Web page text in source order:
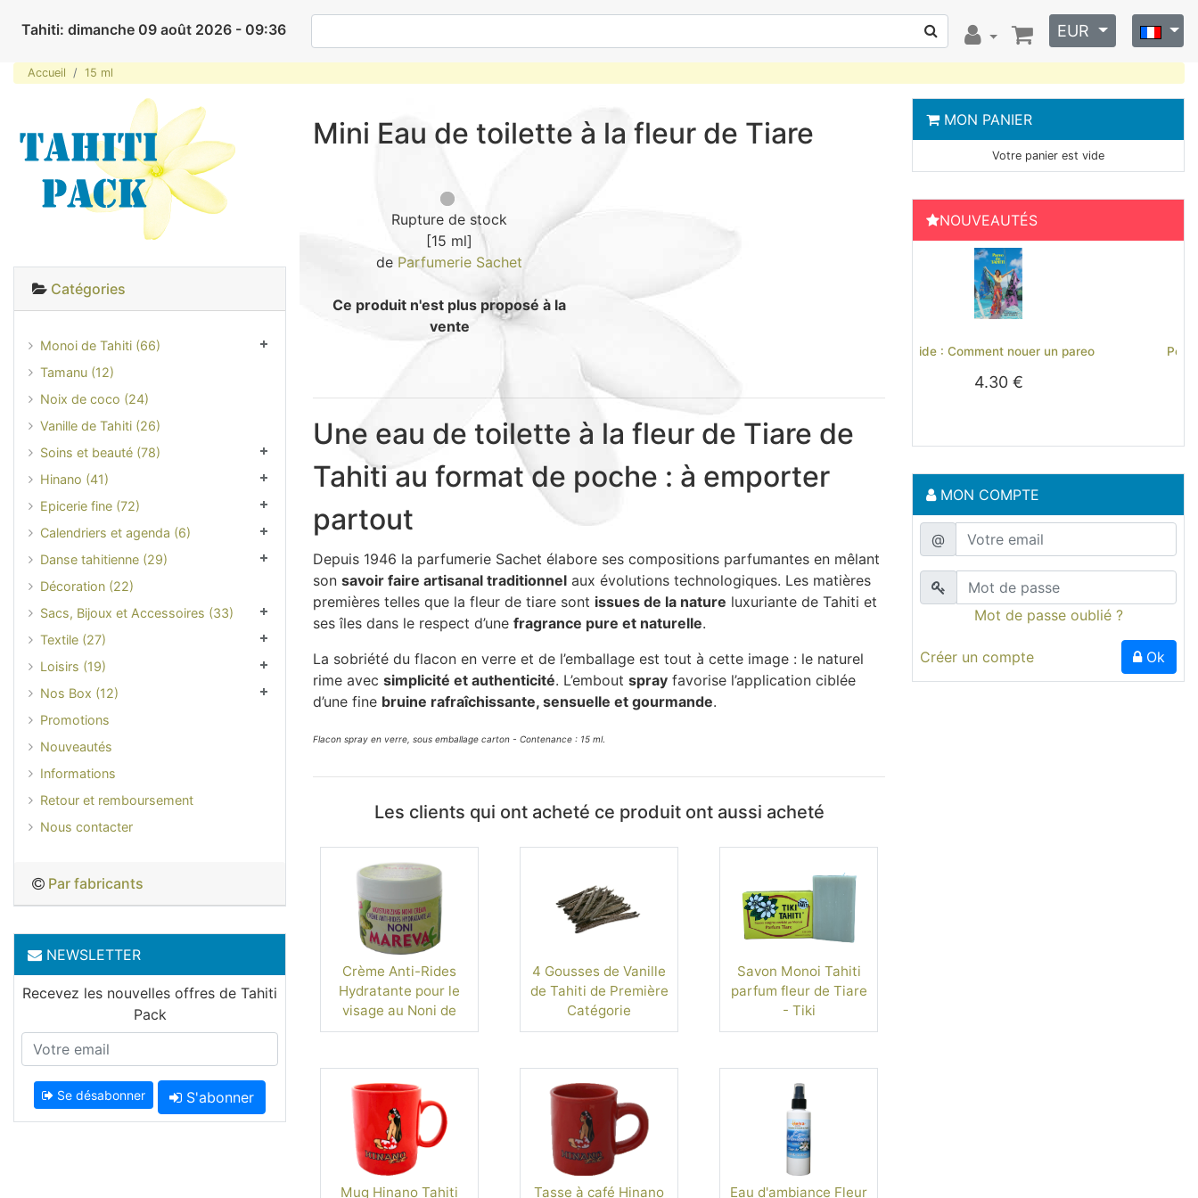
Tahiti: dimanche 09 août 2026 - 09:36 EUR
Accueil 15 ml
Mini Eau de toilette à la fleur de Tiare
Rupture de stock
[15 ml]
de Parfumerie Sachet
Ce produit n'est plus proposé à la
vente
Une eau de toilette à la fleur de Tiare de
Tahiti au format de poche : à emporter
partout
Depuis 1946 la parfumerie Sachet élabore ses compositions parfumantes en mêlant
son savoir faire artisanal traditionnel aux évolutions technologiques. Les matières
premières telles que la fleur de tiare sont issues de la nature luxuriante de Tahiti et
ses îles dans le respect d’une fragrance pure et naturelle.
La sobriété du flacon en verre et de l’emballage est tout à cette image : le naturel
rime avec simplicité et authenticité. L’embout spray favorise l’application ciblée
d’une fine bruine rafraîchissante, sensuelle et gourmande.
Flacon spray en verre, sous emballage carton - Contenance : 15 ml.
Les clients qui ont acheté ce produit ont aussi acheté
Crème Anti-Rides
Hydratante pour le
visage au Noni de
Tahiti - 60ml
4 Gousses de Vanille
de Tahiti de Première
Catégorie
Savon Monoi Tahiti
parfum fleur de Tiare
- Tiki
Mug Hinano Tahiti Tasse à café Hinano Eau d'ambiance Fleur
Catégories
Monoi de Tahiti (66)
Tamanu (12)
Noix de coco (24)
Vanille de Tahiti (26)
Soins et beauté (78)
Hinano (41)
Epicerie fine (72)
Calendriers et agenda (6)
Danse tahitienne (29)
Décoration (22)
Sacs, Bijoux et Accessoires (33)
Textile (27)
Loisirs (19)
Nos Box (12)
Promotions
Nouveautés
Informations
Retour et remboursement
Nous contacter
Par fabricants
NEWSLETTER
Recevez les nouvelles offres de Tahiti
Pack
Se désabonner S'abonner
MON PANIER
Votre panier est vide
NOUVEAUTÉS
Polo brodé Hinano Tahiti - Noir
29.00 €
Previous Next
MON COMPTE
@
Mot de passe oublié ?
Créer un compte Ok